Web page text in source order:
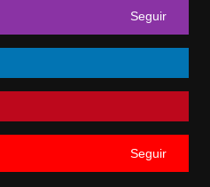
Seguir
Seguir